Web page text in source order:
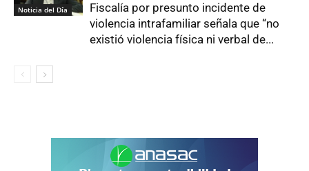
Noticia del Día
Fiscalía por presunto incidente de
violencia intrafamiliar señala que “no
existió violencia física ni verbal de...